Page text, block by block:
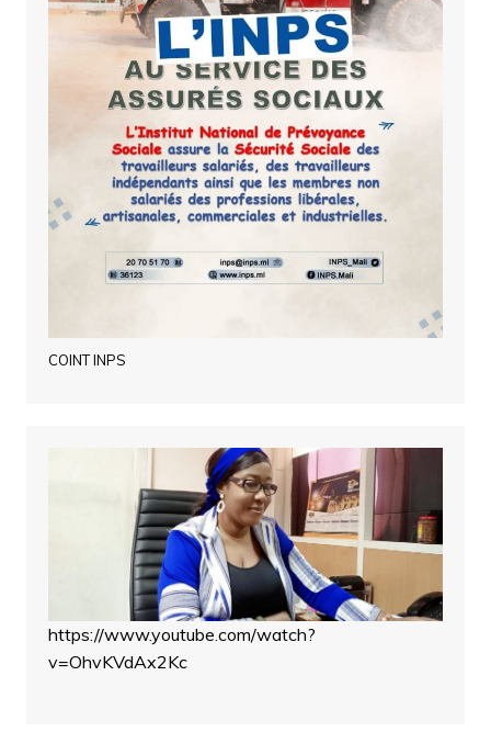
COINT INPS
https://www.youtube.com/watch?
v=OhvKVdAx2Kc